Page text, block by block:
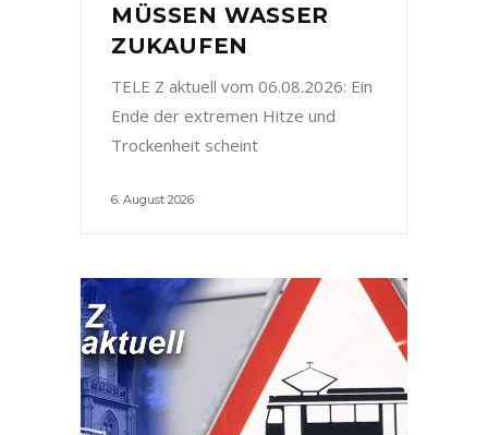
MÜSSEN WASSER
ZUKAUFEN
TELE Z aktuell vom 06.08.2026: Ein
Ende der extremen Hitze und
Trockenheit scheint
6. August 2026